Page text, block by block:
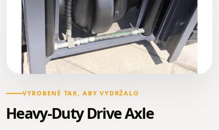
VYROBENÉ TAK, ABY VYDRŽALO
Heavy-Duty Drive Axle